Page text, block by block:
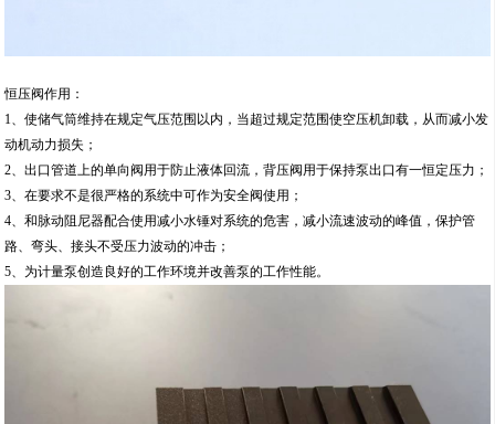
恒压阀作用：
1、使储气筒维持在规定气压范围以内，当超过规定范围使空压机卸载，从而减小发
动机动力损失；
2、出口管道上的单向阀用于防止液体回流，背压阀用于保持泵出口有一恒定压力；
3、在要求不是很严格的系统中可作为安全阀使用；
4、和脉动阻尼器配合使用减小水锤对系统的危害，减小流速波动的峰值，保护管
路、弯头、接头不受压力波动的冲击；
5、为计量泵创造良好的工作环境并改善泵的工作性能。